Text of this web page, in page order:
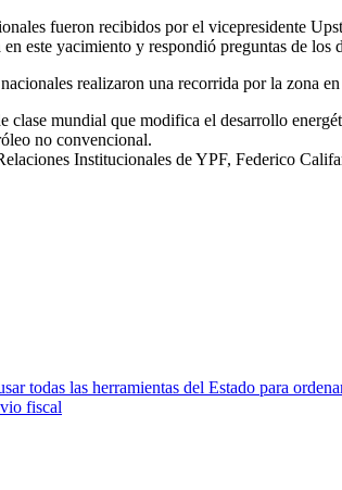
fueron recibidos por el vicepresidente
este yacimiento y respondió preguntas de
realizaron una recorrida por la zona
clase mundial que modifica el desarrollo
no convencional.
Institucionales de YPF, Federico
todas las herramientas del Estado para
fiscal